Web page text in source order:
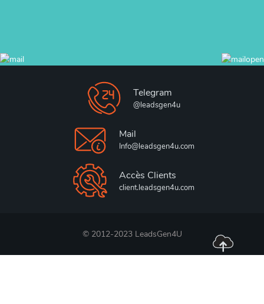
Telegram
@leadsgen4u
Mail
Info@leadsgen4u.com
Accès Clients
client.leadsgen4u.com
© 2012-2023 LeadsGen4U